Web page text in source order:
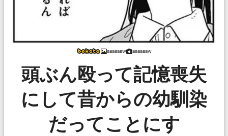
aaaaaaw aaaaaaw
頭ぶん殴って記憶喪失
にして昔からの幼馴染
だってことにす